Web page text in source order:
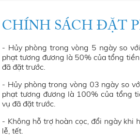
CHÍNH SÁCH ĐẶT
- Hủy phòng trong vòng 5 ngày so
phạt tương đương là 50% của tổng
đã đặt trước.
- Hủy phòng trong vòng 03 ngày so
phạt tương đương là 100% của tổng
vụ đã đặt trước.
- Không hỗ trợ hoàn cọc, đổi ngày khi
lễ, tết.